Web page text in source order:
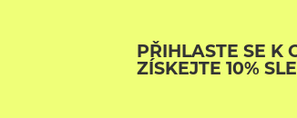
PŘIHLASTE SE K
ZÍSKEJTE 10%